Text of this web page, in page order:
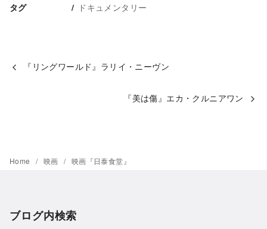
タグ ドキュメンタリー
『リングワールド』ラリイ・ニーヴン
『美は傷』エカ・クルニアワン
Home 映画 映画『日泰食堂』
ブログ内検索